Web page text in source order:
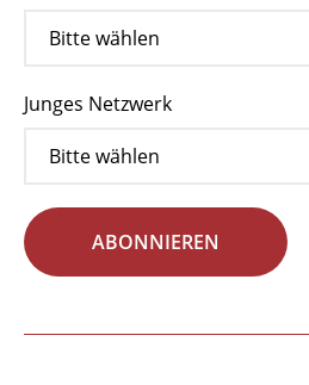
Junges Netzwerk
ABONNIEREN